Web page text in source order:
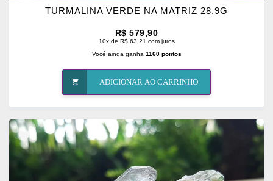
TURMALINA VERDE NA MATRIZ 28,9G
R$ 579,90
10x de R$ 63,21 com juros
Você ainda ganha 1160 pontos
ADICIONAR AO CARRINHO
ADICIONAR